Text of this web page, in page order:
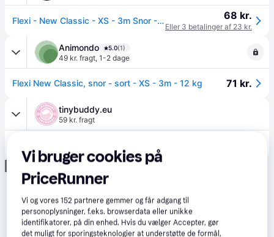
Flexi - New Classic - XS - 3m Snor - Pink - max 8Kg - Klar til levering - Prismatch 68 kr.
Eller 3 betalinger af 23 kr.
Animondo 5.0(1)
49 kr. fragt, 1-2 dage
Flexi New Classic, snor - sort - XS - 3m - 12 kg 71 kr.
tinybuddy.eu
59 kr. fragt
Annonce
Vi bruger cookies på
PriceRunner
Vi og vores152 partnere gemmer og får adgang til
personoplysninger, f.eks. browserdata eller unikke
identifikatorer, på din enhed. Hvis du vælger Accepter, gør
det muligt for sporingsteknologier at understøtte de formål,